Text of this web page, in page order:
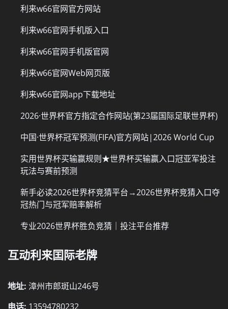
利来w66官网官方网站
利来w66官网手机版入口
利来w66官网手机版官网
利来w66官网Web网页版
利来w66官网app下载地址
2026·世界杯官方指定合作网站(第23届国际足联世界杯)
中国·世界杯冠军预测(FIFA)官方网站|2026 World Cup
实用世界杯买输赢规则★世界杯买输赢入口冠亚军投注
玩法与赛前预测
新手必读2026世界杯竞猜平台→2026世界杯竞猜入口夺
冠热门与冠军赔率解析
专业2026世界杯胜负竞猜｜投注平台推荐
互动利来囯际老牌
地址: 漳州市郎斑山246号
电话: 13594780232